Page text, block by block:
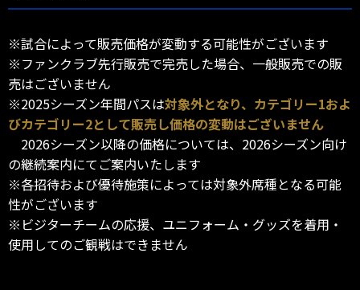
※試合によって販売価格が変動する可能性がございます
※ファンクラブ先行販売で完売した場合、一般販売での販
売はございません
※2025シーズン年間パスは対象外となり、カテゴリー1およ
びカテゴリー2として販売し価格の変動はございません
2026シーズン以降の価格については、2026シーズン向け
の継続案内にてご案内いたします
※各招待および優待施策によっては対象外席種となる可能
性がございます
※ビジターチームの応援、ユニフォーム・グッズを着用・
使用してのご観戦はできません